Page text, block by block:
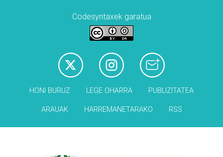
Codesyntaxek garatua
HONI BURUZ LEGE OHARRA PUBLIZITATEA
ARAUAK HARREMANETARAKO RSS